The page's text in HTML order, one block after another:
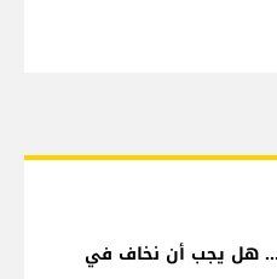
هل يجب أن نخاف في